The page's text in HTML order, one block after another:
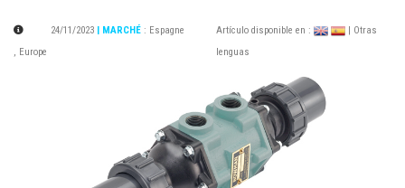
24/11/2023 | MARCHÉ : Espagne
, Europe
Artículo disponible en :
| Otras
lenguas